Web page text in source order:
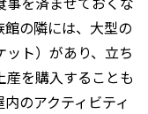
の隣には、大型の
ト）があり、立ち
を購入することも
のアクティビティ